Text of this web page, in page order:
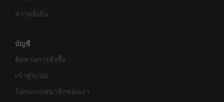
ความยั่งยืน
บัญชี
ติดตามการสั่งซื้อ
เข้าสู่ระบบ
โปรแกรมสมาชิกของเรา